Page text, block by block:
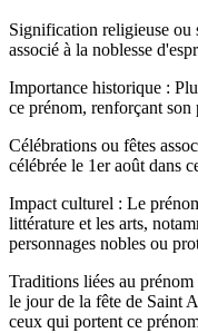
Signification religieuse ou
associé à la noblesse
Importance historique :
ce prénom, renforçant son
Célébrations ou fêtes
célébrée le 1er août dans
Impact culturel : Le
littérature et les arts,
personnages nobles ou
Traditions liées au
le jour de la fête de Saint
ceux qui portent ce